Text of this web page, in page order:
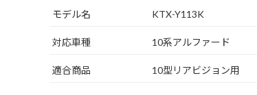
モデル名 KTX-Y113K
対応車種 10系アルファード
適合商品 10型リアビジョン用